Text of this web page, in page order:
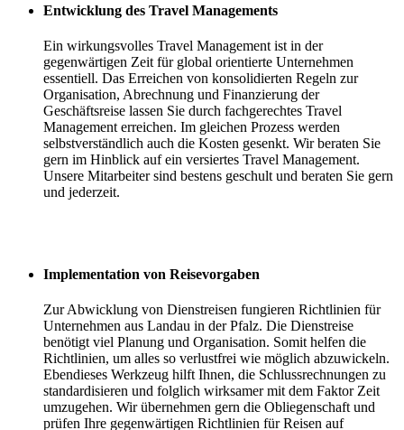
Entwicklung des Travel Managements
Ein wirkungsvolles Travel Management ist in der
gegenwärtigen Zeit für global orientierte Unternehmen
essentiell. Das Erreichen von konsolidierten Regeln zur
Organisation, Abrechnung und Finanzierung der
Geschäftsreise lassen Sie durch fachgerechtes Travel
Management erreichen. Im gleichen Prozess werden
selbstverständlich auch die Kosten gesenkt. Wir beraten Sie
gern im Hinblick auf ein versiertes Travel Management.
Unsere Mitarbeiter sind bestens geschult und beraten Sie gern
und jederzeit.
Implementation von Reisevorgaben
Zur Abwicklung von Dienstreisen fungieren Richtlinien für
Unternehmen aus Landau in der Pfalz. Die Dienstreise
benötigt viel Planung und Organisation. Somit helfen die
Richtlinien, um alles so verlustfrei wie möglich abzuwickeln.
Ebendieses Werkzeug hilft Ihnen, die Schlussrechnungen zu
standardisieren und folglich wirksamer mit dem Faktor Zeit
umzugehen. Wir übernehmen gern die Obliegenschaft und
prüfen Ihre gegenwärtigen Richtlinien für Reisen auf